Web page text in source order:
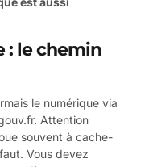
: le chemin
le numérique via
Attention
souvent à cache-
Vous devez